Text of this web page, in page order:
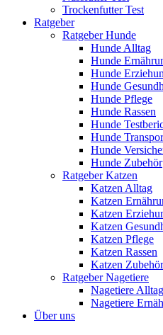
Trockenfutter Test
Ratgeber
Ratgeber Hunde
Hunde Alltag
Hunde
Hunde
Hunde
Hunde Pflege
Hunde Rassen
Hunde
Hunde
Hunde
Hunde Zubehör
Ratgeber Katzen
Katzen Alltag
Katzen
Katzen
Katzen
Katzen Pflege
Katzen Rassen
Katzen Zubehör
Ratgeber Nagetiere
Nagetiere Alltag
Nagetiere
Über uns